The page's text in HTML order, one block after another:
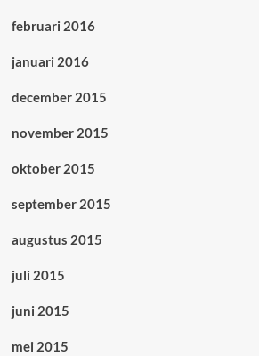
februari 2016
januari 2016
december 2015
november 2015
oktober 2015
september 2015
augustus 2015
juli 2015
juni 2015
mei 2015